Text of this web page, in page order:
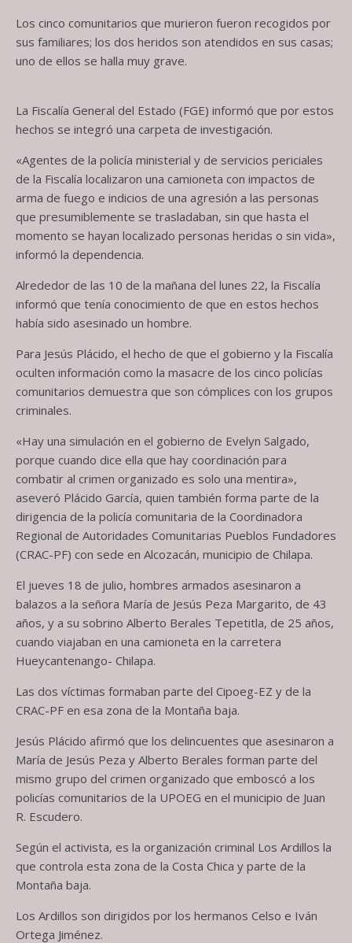
Los cinco comunitarios que murieron fueron recogidos por
sus familiares; los dos heridos son atendidos en sus casas;
uno de ellos se halla muy grave.
La Fiscalía General del Estado (FGE) informó que por estos
hechos se integró una carpeta de investigación.
«Agentes de la policía ministerial y de servicios periciales
de la Fiscalía localizaron una camioneta con impactos de
arma de fuego e indicios de una agresión a las personas
que presumiblemente se trasladaban, sin que hasta el
momento se hayan localizado personas heridas o sin vida»,
informó la dependencia.
Alrededor de las 10 de la mañana del lunes 22, la Fiscalía
informó que tenía conocimiento de que en estos hechos
había sido asesinado un hombre.
Para Jesús Plácido, el hecho de que el gobierno y la Fiscalía
oculten información como la masacre de los cinco policías
comunitarios demuestra que son cómplices con los grupos
criminales.
«Hay una simulación en el gobierno de Evelyn Salgado,
porque cuando dice ella que hay coordinación para
combatir al crimen organizado es solo una mentira»,
aseveró Plácido García, quien también forma parte de la
dirigencia de la policía comunitaria de la Coordinadora
Regional de Autoridades Comunitarias Pueblos Fundadores
(CRAC-PF) con sede en Alcozacán, municipio de Chilapa.
El jueves 18 de julio, hombres armados asesinaron a
balazos a la señora María de Jesús Peza Margarito, de 43
años, y a su sobrino Alberto Berales Tepetitla, de 25 años,
cuando viajaban en una camioneta en la carretera
Hueycantenango- Chilapa.
Las dos víctimas formaban parte del Cipoeg-EZ y de la
CRAC-PF en esa zona de la Montaña baja.
Jesús Plácido afirmó que los delincuentes que asesinaron a
María de Jesús Peza y Alberto Berales forman parte del
mismo grupo del crimen organizado que emboscó a los
policías comunitarios de la UPOEG en el municipio de Juan
R. Escudero.
Según el activista, es la organización criminal Los Ardillos la
que controla esta zona de la Costa Chica y parte de la
Montaña baja.
Los Ardillos son dirigidos por los hermanos Celso e Iván
Ortega Jiménez.